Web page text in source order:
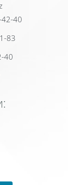
40
83
40